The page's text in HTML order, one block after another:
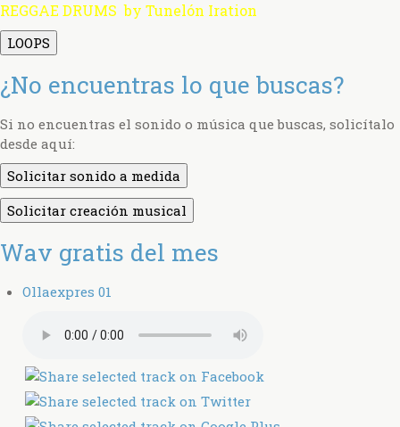
REGGAE DRUMS by Tunelón Iration
LOOPS
¿No encuentras lo que buscas?
Si no encuentras el sonido o música que buscas, solicítalo
desde aquí:
Solicitar sonido a medida
Solicitar creación musical
Wav gratis del mes
Ollaexpres 01